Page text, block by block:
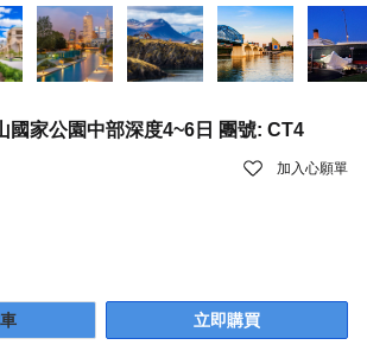
國家公園中部深度4~6日 團號: CT4
加入心願單
立即購買